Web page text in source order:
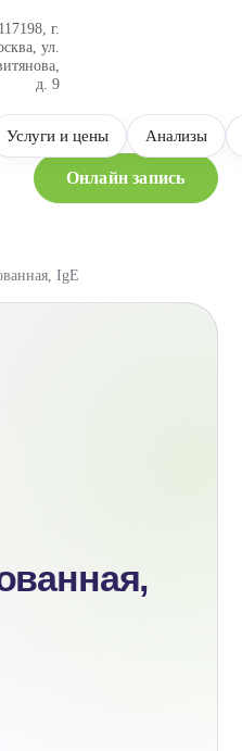
117198, г.
ул.
д. 9
Онлайн запись
Услуги и цены Анализы
IgE